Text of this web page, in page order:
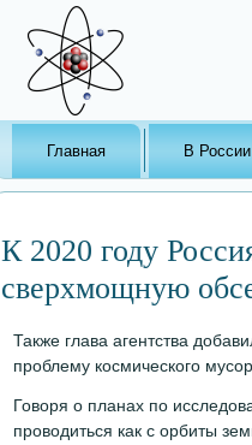
Главная В России
К 2020 году
сверхмощную
Также глава агентства
проблему космического
Говоря о планах по
проводиться как с орбиты